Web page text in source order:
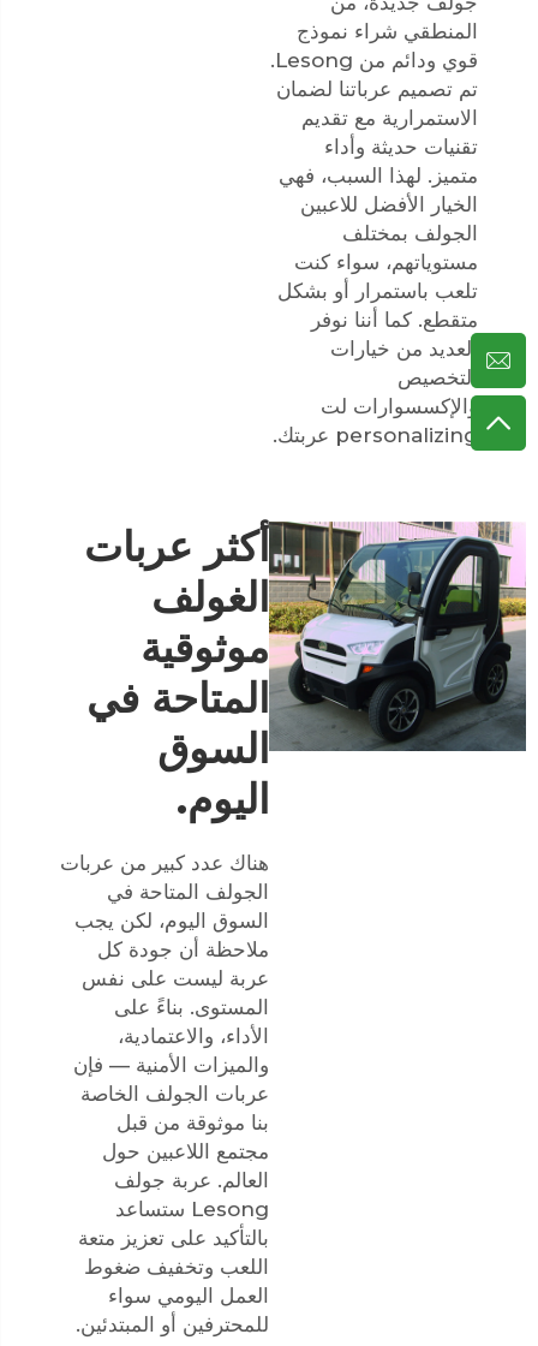
المنطقي شراء نموذج
قوي ودائم من Lesong.
تم تصميم عرباتنا لضمان
الاستمرارية مع تقديم
تقنيات حديثة وأداء
متميز. لهذا السبب، فهي
الخيار الأفضل للاعبين
الجولف بمختلف
مستوياتهم، سواء كنت
تلعب باستمرار أو بشكل
متقطع. كما أننا نوفر
العديد من خيارات
التخصيص
والإكسسوارات لت
personalizing عربتك.
أكثر عربات
الغولف
موثوقية
المتاحة في
السوق
اليوم.
هناك عدد كبير من عربات
الجولف المتاحة في
السوق اليوم، لكن يجب
ملاحظة أن جودة كل
عربة ليست على نفس
المستوى. بناءً على
الأداء، والاعتمادية،
والميزات الأمنية — فإن
عربات الجولف الخاصة
بنا موثوقة من قبل
مجتمع اللاعبين حول
العالم. عربة جولف
Lesong ستساعد
بالتأكيد على تعزيز متعة
اللعب وتخفيف ضغوط
العمل اليومي سواء
للمحترفين أو المبتدئين.